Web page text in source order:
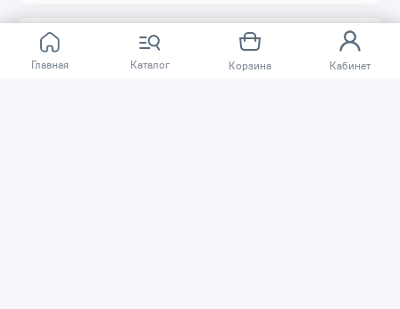
Главная Каталог Корзина Кабинет